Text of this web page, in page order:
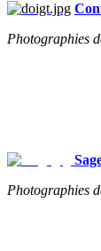
Photographies
Photographies